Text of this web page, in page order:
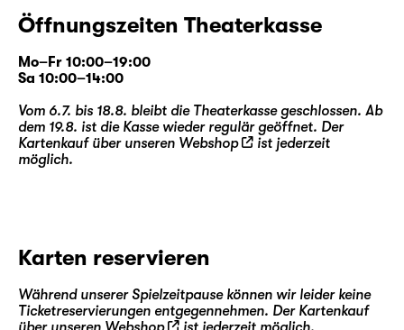
Öffnungszeiten Theaterkasse
Mo–Fr 10:00–19:00
Sa 10:00–14:00
Vom 6.7. bis 18.8. bleibt die Theaterkasse geschlossen. Ab
dem 19.8. ist die Kasse wieder regulär geöffnet. Der
Kartenkauf über unseren Webshop
ist jederzeit
möglich.
Karten reservieren
Während unserer Spielzeitpause können wir leider keine
Ticketreservierungen entgegennehmen. Der Kartenkauf